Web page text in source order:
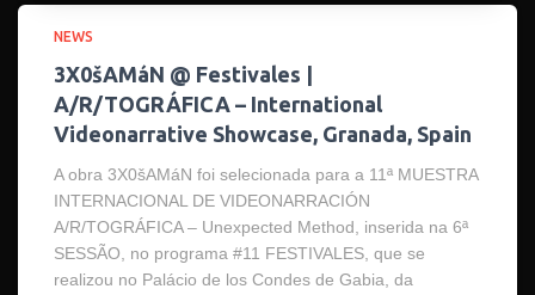
NEWS
3X0šAMáN @ Festivales |
A/R/TOGRÁFICA – International
Videonarrative Showcase, Granada, Spain
A obra 3X0šAMáN foi selecionada para a 11ª MUESTRA
INTERNACIONAL DE VIDEONARRACIÓN
A/R/TOGRÁFICA – Unexpected Method, inserida na 6ª
SESSÃO, no programa #11 FESTIVALES, que se
realizou no Palácio de los Condes de Gabia, da